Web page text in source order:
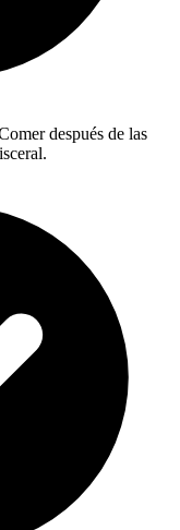
después de las